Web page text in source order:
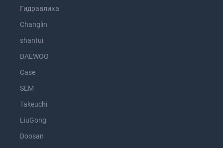
Гидравлика
Changlin
shantui
DAEWOO
Case
SEM
Takeuchi
LiuGong
Doosan